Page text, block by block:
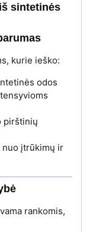
sintetinės
kurie ieško:
odos
pirštinių
nuo įtrūkimų ir
rankomis,